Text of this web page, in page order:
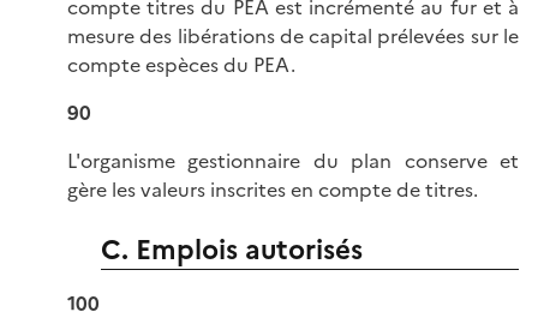
compte titres du PEA est incrémenté au fur et à
mesure des libérations de capital prélevées sur le
compte espèces du PEA.
90
L'organisme gestionnaire du plan conserve et
gère les valeurs inscrites en compte de titres.
C. Emplois autorisés
100